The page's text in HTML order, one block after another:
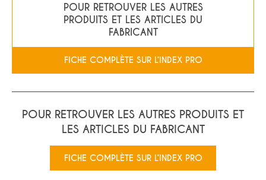
POUR RETROUVER LES AUTRES
PRODUITS ET LES ARTICLES DU
FABRICANT
FICHE COMPLÈTE SUR L’INDEX PRO
POUR RETROUVER LES AUTRES PRODUITS ET
LES ARTICLES DU FABRICANT
FICHE COMPLÈTE SUR L’INDEX PRO